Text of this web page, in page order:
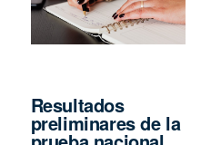
Resultados
preliminares de la